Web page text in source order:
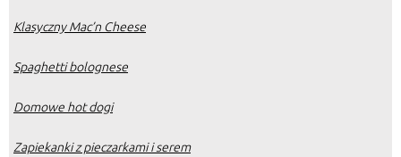
Klasyczny Mac’n Cheese
Spaghetti bolognese
Domowe hot dogi
Zapiekanki z pieczarkami i serem